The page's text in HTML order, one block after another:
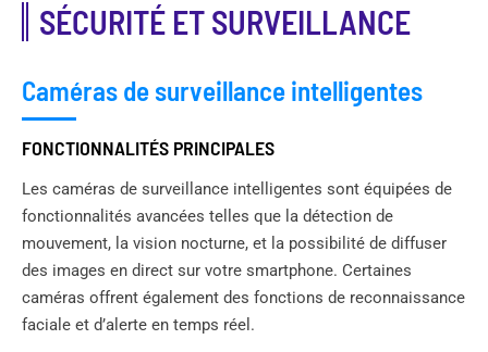
SÉCURITÉ ET SURVEILLANCE
Caméras de surveillance intelligentes
FONCTIONNALITÉS PRINCIPALES
Les caméras de surveillance intelligentes sont équipées de
fonctionnalités avancées telles que la détection de
mouvement, la vision nocturne, et la possibilité de diffuser
des images en direct sur votre smartphone. Certaines
caméras offrent également des fonctions de reconnaissance
faciale et d’alerte en temps réel.